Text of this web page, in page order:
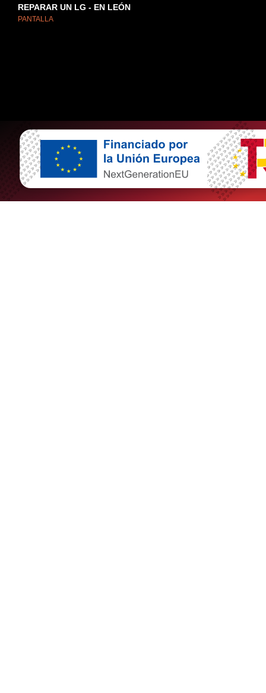
REPARAR UN LG - EN LEÓN
PANTALLA